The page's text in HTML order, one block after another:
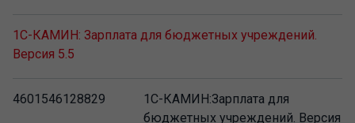
1С-КАМИН: Зарплата для бюджетных учреждений.
Версия 5.5
4601546128829
1С-КАМИН:Зарплата для
бюджетных учреждений. Версия